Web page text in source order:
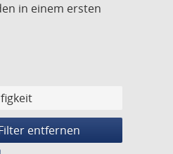
in einem ersten
entfernen